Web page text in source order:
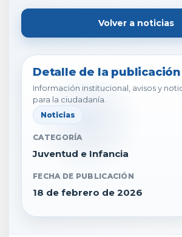
Volver a noticias
Detalle de la publicación
Información institucional, avisos y
para la ciudadanía.
Noticias
CATEGORÍA
Juventud e Infancia
FECHA DE PUBLICACIÓN
18 de febrero de 2026